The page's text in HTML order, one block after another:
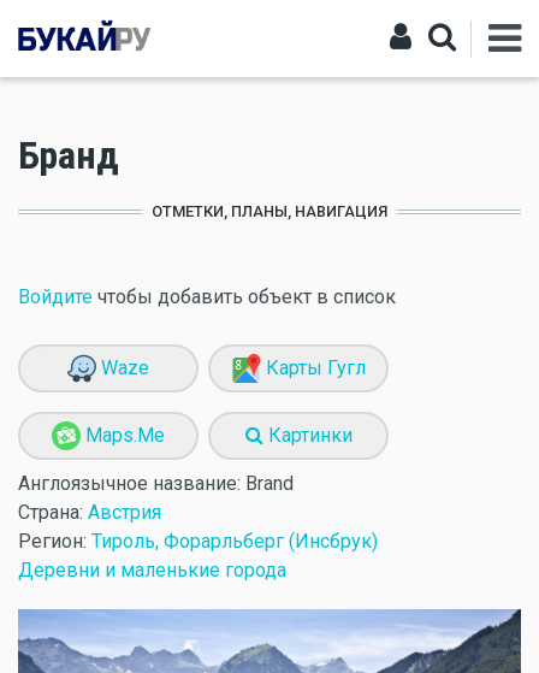
Бранд
ОТМЕТКИ, ПЛАНЫ, НАВИГАЦИЯ
Войдите чтобы добавить объект в список
Waze Карты Гугл
Maps.Me Картинки
Англоязычное название: Brand
Страна: Австрия
Регион: Тироль, Форарльберг (Инсбрук)
Деревни и маленькие города